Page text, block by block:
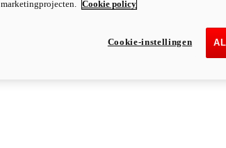
marketingprojecten. Cookie policy
Cookie-instellingen